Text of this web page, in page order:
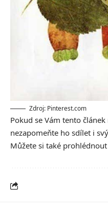
Zdroj: Pinterest.com
Pokud se Vám tento
nezapomeňte ho sdílet i
Můžete si také